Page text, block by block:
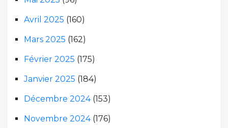
Avril 2025 (160)
Mars 2025 (162)
Février 2025 (175)
Janvier 2025 (184)
Décembre 2024(153)
Novembre 2024(176)